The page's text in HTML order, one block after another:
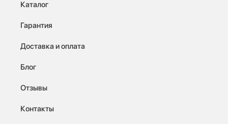
Каталог
Гарантия
Доставка и оплата
Блог
Отзывы
Контакты